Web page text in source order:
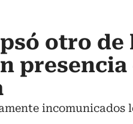
otro de
incomunicados